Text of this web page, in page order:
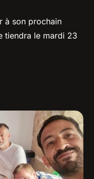
à son prochain
tiendra le mardi 23